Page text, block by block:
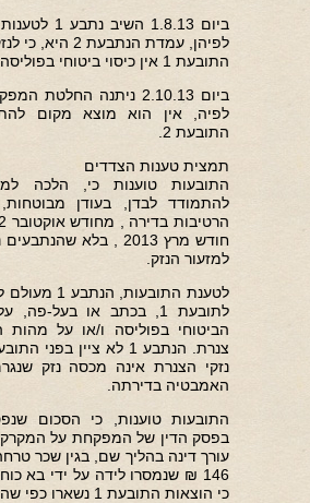
ביום 1.8.13
לפיהן, עמדת
התובעת 1 אין כיסוי ביטוחי בפוליסה.
ביום 2.10.13 ניתנה
לפיה, אין הוא מוצא מקום
התובעת 2.
תמצית טענות הצדדים
התובעות טוענות כי, הלכה
להתמודד לבדן, בעודן מבוטחות,
חודש מרץ 2013 , בלא
למזעור הנזק.
לטענת
לתובעת 1, בכתב או בעל-
הביטוחי בפוליסה ו/או על מהות
נזקי הצנרת אינה מכסה נזק
האמבטיה בדירתה.
בפסק הדין של המפקחת על
עורך דינה בהליך שם, בגין שכר
146 ₪ שנמסרו לידה על ידי בא
כי הוצאות התובעת 1 נשארו כפי שהן.